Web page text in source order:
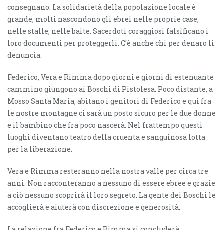
consegnano. La solidarietà della popolazione locale è
grande, molti nascondono gli ebrei nelle proprie case,
nelle stalle, nelle baite. Sacerdoti coraggiosi falsifi­cano i
loro documenti per proteggerli. C’è anche chi per denaro li
denuncia.
Federico, Vera e Rimma dopo giorni e giorni di estenuante
cammino giungono ai Boschi di Pistolesa. Poco distante, a
Mosso Santa Maria, abitano i genitori di Federico e qui fra
le nostre montagne ci sarà un posto sicuro per le due donne
e il bambino che fra poco nascerà. Nel frattempo questi
luoghi diventano teatro della cruenta e sanguinosa lotta
per la liberazione.
Vera e Rimma resteranno nella nostra valle per circa tre
anni. Non racconteranno a nessuno di essere ebree e grazie
a ciò nessuno scoprirà il loro segreto. La gente dei Boschi le
accoglierà e aiuterà con discrezione e generosità.